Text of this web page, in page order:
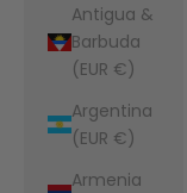
Antigua &
Barbuda
(EUR €)
Argentina
(EUR €)
Armenia